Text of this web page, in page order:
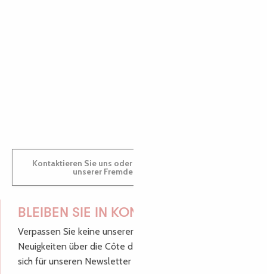
Kontaktieren Sie uns oder besuchen Sie uns in einem
unserer Fremdenverkehrsbüros.
BLEIBEN SIE IN KONTAKT!
Verpassen Sie keine unserer guten Tipps und
Neuigkeiten über die Côte de Granit Rose, melden Sie
sich für unseren Newsletter an.